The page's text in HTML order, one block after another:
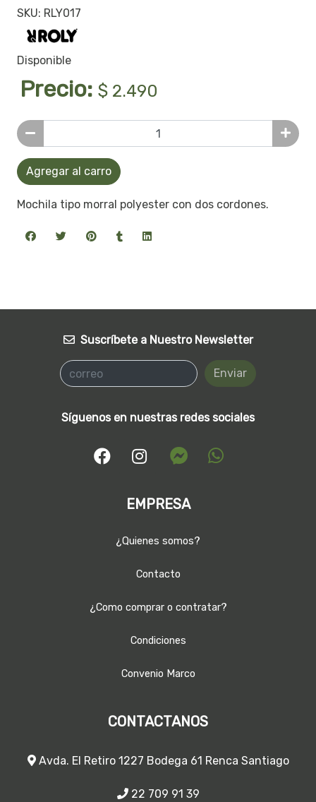
SKU: RLY017
Disponible
Precio: $ 2.490
Agregar al carro
Mochila tipo morral polyester con dos cordones.
Suscríbete a Nuestro Newsletter
Enviar
Síguenos en nuestras redes sociales
EMPRESA
¿Quienes somos?
Contacto
¿Como comprar o contratar?
Condiciones
Convenio Marco
CONTACTANOS
Avda. El Retiro 1227 Bodega 61 Renca Santiago
22 709 91 39